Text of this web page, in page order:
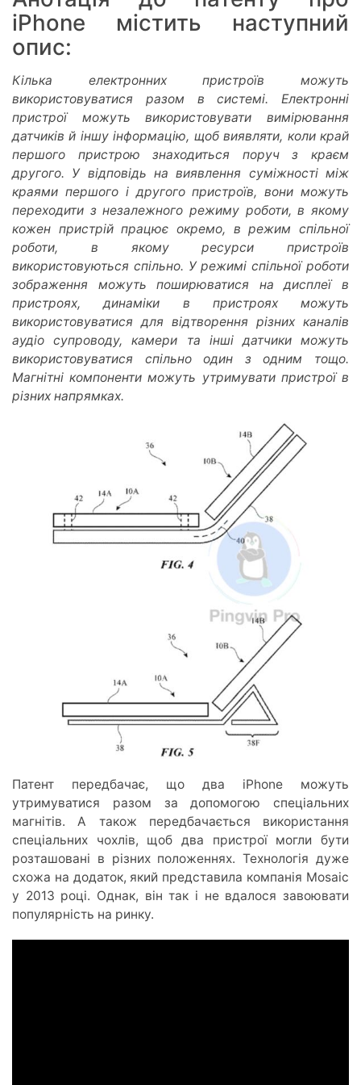
iPhone містить наступний
опис:
Кілька електронних пристроїв можуть
використовуватися разом в системі. Електронні
пристрої можуть використовувати вимірювання
датчиків й іншу інформацію, щоб виявляти, коли край
першого пристрою знаходиться поруч з краєм
другого. У відповідь на виявлення суміжності між
краями першого і другого пристроїв, вони можуть
переходити з незалежного режиму роботи, в якому
кожен пристрій працює окремо, в режим спільної
роботи, в якому ресурси пристроїв
використовуються спільно. У режимі спільної роботи
зображення можуть поширюватися на дисплеї в
пристроях, динаміки в пристроях можуть
використовуватися для відтворення різних каналів
аудіо супроводу, камери та інші датчики можуть
використовуватися спільно один з одним тощо.
Магнітні компоненти можуть утримувати пристрої в
різних напрямках.
Патент передбачає, що два iPhone можуть
утримуватися разом за допомогою спеціальних
магнітів. А також передбачається використання
спеціальних чохлів, щоб два пристрої могли бути
розташовані в різних положеннях. Технологія дуже
схожа на додаток, який представила компанія Mosaic
у 2013 році. Однак, він так і не вдалося завоювати
популярність на ринку.